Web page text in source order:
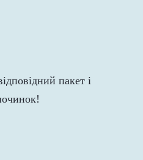
пакет і